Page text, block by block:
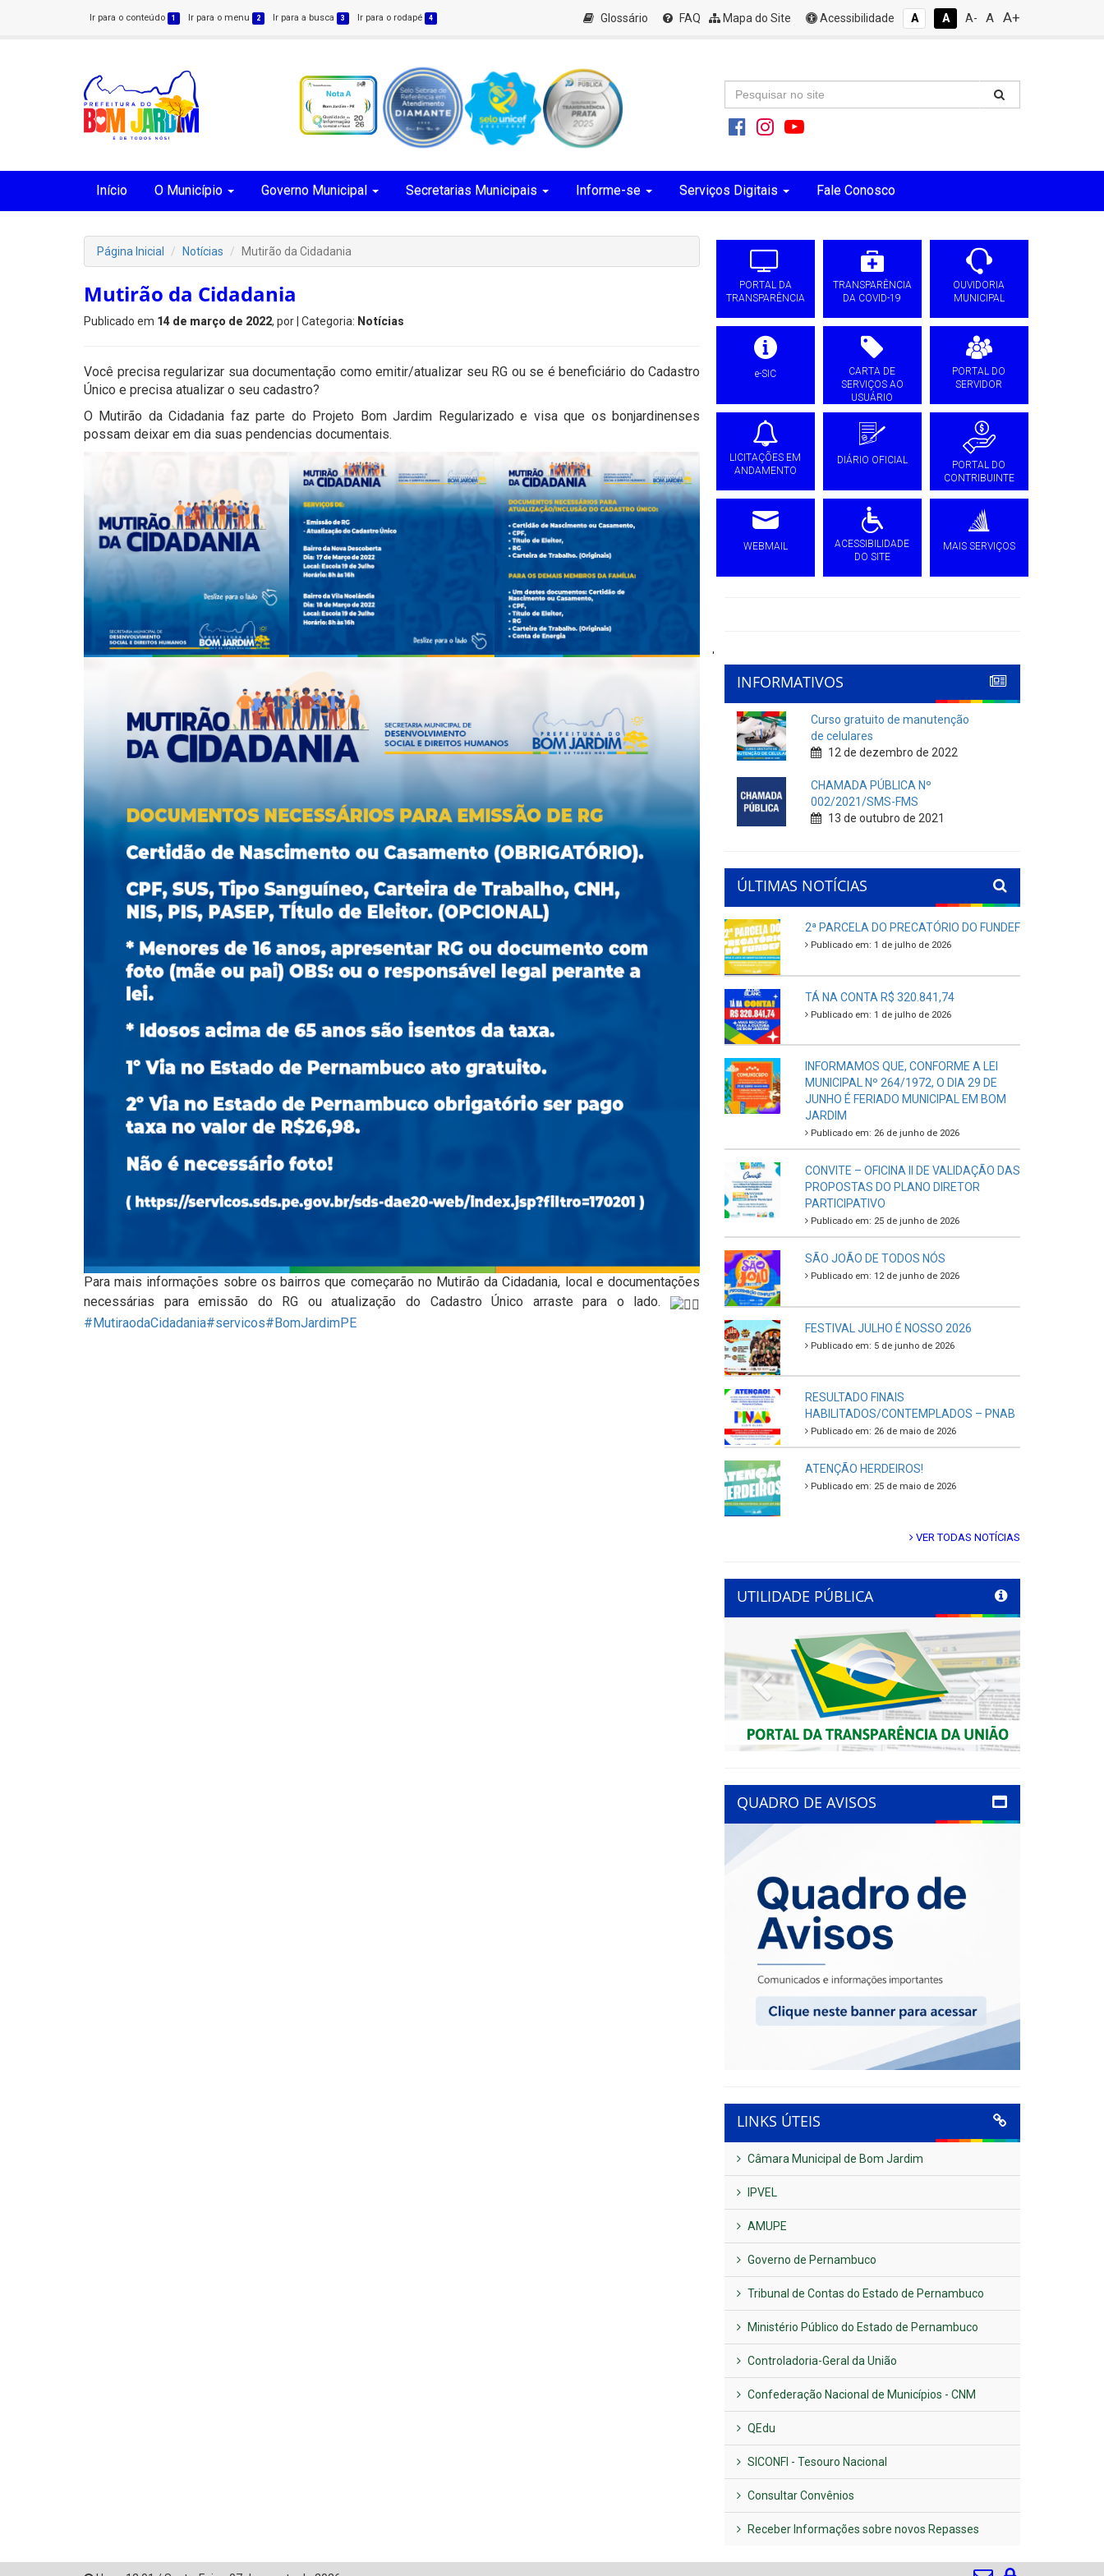
Ir para o conteúdo 1 Ir para o menu 2 Ir para a busca 3 Ir para o rodapé 4 Glossário FAQ Mapa do Site Acessibilidade A A A- A A+
Início O Município Governo Municipal Secretarias Municipais Informe-se Serviços Digitais Fale Conosco
Página Inicial Notícias Mutirão da Cidadania
Mutirão da Cidadania
Publicado em 14 de março de 2022, por | Categoria: Notícias
Você precisa regularizar sua documentação como emitir/atualizar seu RG ou se é beneficiário do Cadastro
Único e precisa atualizar o seu cadastro?
O Mutirão da Cidadania faz parte do Projeto Bom Jardim Regularizado e visa que os bonjardinenses
possam deixar em dia suas pendencias documentais.
Para mais informações sobre os bairros que começarão no Mutirão da Cidadania, local e documentações
necessárias para emissão do RG ou atualização do Cadastro Único arraste para o lado.
#MutiraodaCidadania#servicos#BomJardimPE
PORTAL DA
TRANSPARÊNCIA
TRANSPARÊNCIA
DA COVID-19
OUVIDORIA
MUNICIPAL
e-SIC
CARTA DE
SERVIÇOS AO
USUÁRIO
PORTAL DO
SERVIDOR
LICITAÇÕES EM
ANDAMENTO
DIÁRIO OFICIAL
PORTAL DO
CONTRIBUINTE
WEBMAIL
ACESSIBILIDADE
DO SITE
MAIS SERVIÇOS
'
INFORMATIVOS
Curso gratuito de manutenção
de celulares
12 de dezembro de 2022
CHAMADA PÚBLICA Nº
002/2021/SMS-FMS
13 de outubro de 2021
ÚLTIMAS NOTÍCIAS
2ª PARCELA DO PRECATÓRIO DO FUNDEF
Publicado em: 1 de julho de 2026
TÁ NA CONTA R$ 320.841,74
Publicado em: 1 de julho de 2026
INFORMAMOS QUE, CONFORME A LEI
MUNICIPAL Nº 264/1972, O DIA 29 DE
JUNHO É FERIADO MUNICIPAL EM BOM
JARDIM
Publicado em: 26 de junho de 2026
CONVITE – OFICINA II DE VALIDAÇÃO DAS
PROPOSTAS DO PLANO DIRETOR
PARTICIPATIVO
Publicado em: 25 de junho de 2026
SÃO JOÃO DE TODOS NÓS
Publicado em: 12 de junho de 2026
FESTIVAL JULHO É NOSSO 2026
Publicado em: 5 de junho de 2026
RESULTADO FINAIS
HABILITADOS/CONTEMPLADOS – PNAB
Publicado em: 26 de maio de 2026
ATENÇÃO HERDEIROS!
Publicado em: 25 de maio de 2026
VER TODAS NOTÍCIAS
UTILIDADE PÚBLICA
Previous Next
QUADRO DE AVISOS
LINKS ÚTEIS
Câmara Municipal de Bom Jardim
IPVEL
AMUPE
Governo de Pernambuco
Tribunal de Contas do Estado de Pernambuco
Ministério Público do Estado de Pernambuco
Controladoria-Geral da União
Confederação Nacional de Municípios - CNM
QEdu
SICONFI - Tesouro Nacional
Consultar Convênios
Receber Informações sobre novos Repasses